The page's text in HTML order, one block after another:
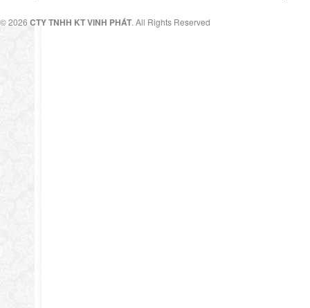
© 2026 CTY TNHH KT VINH PHÁT. All Rights Reserved